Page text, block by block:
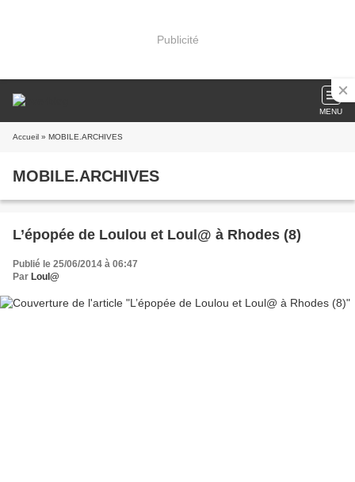
Publicité
MENU
Accueil » MOBILE.ARCHIVES
MOBILE.ARCHIVES
L’épopée de Loulou et Loul@ à Rhodes (8)
Publié le 25/06/2014 à 06:47
Par Loul@